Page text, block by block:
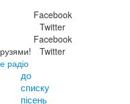
Facebook
Twitter
Facebook
Twitter
радіо
до
списку
пісень